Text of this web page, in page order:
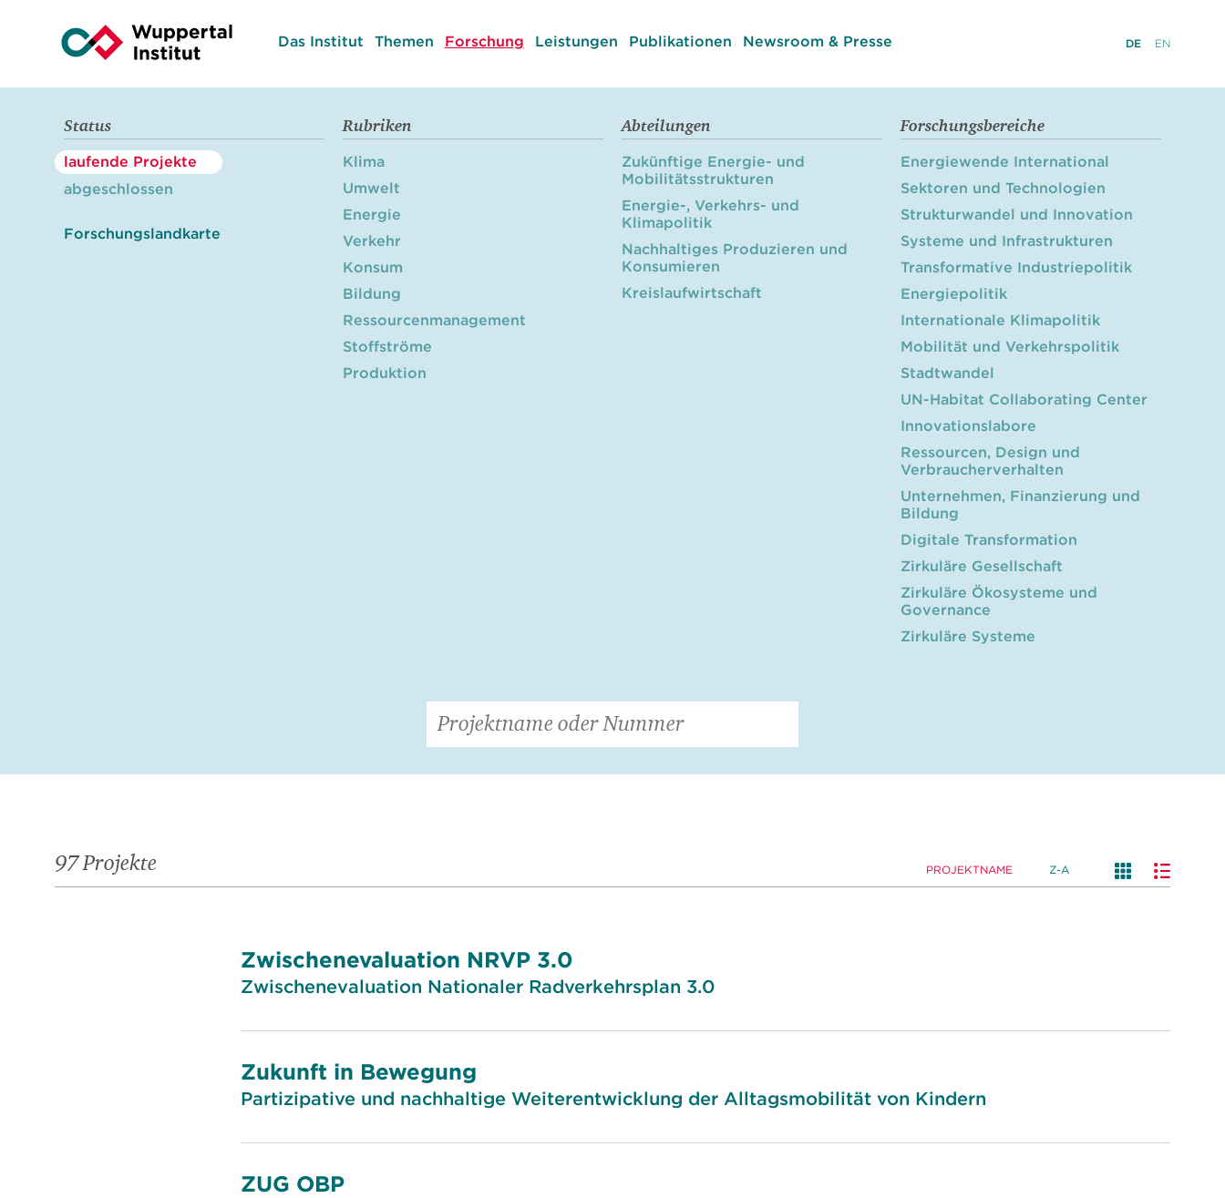
Das Institut Themen Forschung Leistungen Publikationen Newsroom & Presse DE EN
Status
laufende Projekte
abgeschlossen
Forschungslandkarte
Rubriken
Klima
Umwelt
Energie
Verkehr
Konsum
Bildung
Ressourcenmanagement
Stoffströme
Produktion
Abteilungen
Zukünftige Energie- und
Mobilitätsstrukturen
Energie-, Verkehrs- und
Klimapolitik
Nachhaltiges Produzieren und
Konsumieren
Kreislaufwirtschaft
Forschungsbereiche
Energiewende International
Sektoren und Technologien
Strukturwandel und Innovation
Systeme und Infrastrukturen
Transformative Industriepolitik
Energiepolitik
Internationale Klimapolitik
Mobilität und Verkehrspolitik
Stadtwandel
UN-Habitat Collaborating Center
Innovationslabore
Ressourcen, Design und
Verbraucherverhalten
Unternehmen, Finanzierung und
Bildung
Digitale Transformation
Zirkuläre Gesellschaft
Zirkuläre Ökosysteme und
Governance
Zirkuläre Systeme
97 Projekte PROJEKTNAME Z-A
Zwischenevaluation NRVP 3.0
Zwischenevaluation Nationaler Radverkehrsplan 3.0
Zukunft in Bewegung
Partizipative und nachhaltige Weiterentwicklung der Alltagsmobilität von Kindern
ZUG OBP